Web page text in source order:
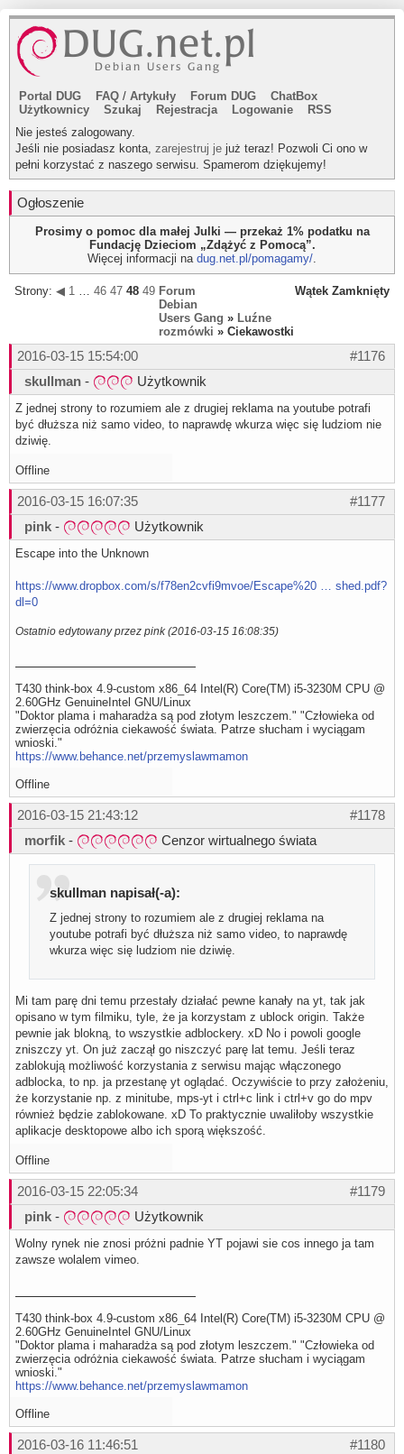
Portal DUG FAQ / Artykuły Forum DUG
ChatBox
Użytkownicy
Szukaj Rejestracja Logowanie
RSS
Nie jesteś zalogowany.
Jeśli nie posiadasz konta, zarejestruj je już teraz! Pozwoli Ci ono w
pełni korzystać z naszego serwisu. Spamerom dziękujemy!
Ogłoszenie
Prosimy o pomoc dla małej Julki — przekaż 1% podatku na
Fundację Dzieciom „Zdążyć z Pomocą”.
Więcej informacji na dug.net.pl/pomagamy/.
Strony: ◀ 1 … 46 47 48 49 ▶ Wątek Zamknięty
Forum
Debian
Users Gang » Luźne
rozmówki » Ciekawostki
#1176
2016-03-15 15:54:00
skullman - Użytkownik
Z jednej strony to rozumiem ale z drugiej reklama na youtube potrafi
być dłuższa niż samo video, to naprawdę wkurza więc się ludziom nie
dziwię.
Offline
#1177
2016-03-15 16:07:35
pink - Użytkownik
Escape into the Unknown
https://www.dropbox.com/s/f78en2cvfi9mvoe/Escape%20 … shed.pdf?
dl=0
Ostatnio edytowany przez pink (2016-03-15 16:08:35)
T430 think-box 4.9-custom x86_64 Intel(R) Core(TM) i5-3230M CPU @
2.60GHz GenuineIntel GNU/Linux
"Doktor plama i maharadża są pod złotym leszczem." "Człowieka od
zwierzęcia odróżnia ciekawość świata. Patrze słucham i wyciągam
wnioski."
https://www.behance.net/przemyslawmamon
Offline
#1178
2016-03-15 21:43:12
morfik - Cenzor wirtualnego świata
skullman napisał(-a):
Z jednej strony to rozumiem ale z drugiej reklama na
youtube potrafi być dłuższa niż samo video, to naprawdę
wkurza więc się ludziom nie dziwię.
Mi tam parę dni temu przestały działać pewne kanały na yt, tak jak
opisano w tym filmiku, tyle, że ja korzystam z ublock origin. Także
pewnie jak blokną, to wszystkie adblockery. xD No i powoli google
zniszczy yt. On już zaczął go niszczyć parę lat temu. Jeśli teraz
zablokują możliwość korzystania z serwisu mając włączonego
adblocka, to np. ja przestanę yt oglądać. Oczywiście to przy założeniu,
że korzystanie np. z minitube, mps-yt i ctrl+c link i ctrl+v go do mpv
również będzie zablokowane. xD To praktycznie uwaliłoby wszystkie
aplikacje desktopowe albo ich sporą większość.
Offline
#1179
2016-03-15 22:05:34
pink - Użytkownik
Wolny rynek nie znosi próżni padnie YT pojawi sie cos innego ja tam
zawsze wolalem vimeo.
T430 think-box 4.9-custom x86_64 Intel(R) Core(TM) i5-3230M CPU @
2.60GHz GenuineIntel GNU/Linux
"Doktor plama i maharadża są pod złotym leszczem." "Człowieka od
zwierzęcia odróżnia ciekawość świata. Patrze słucham i wyciągam
wnioski."
https://www.behance.net/przemyslawmamon
Offline
#1180
2016-03-16 11:46:51